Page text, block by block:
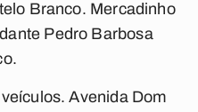
Branco. Mercadinho
Pedro Barbosa
Avenida Dom